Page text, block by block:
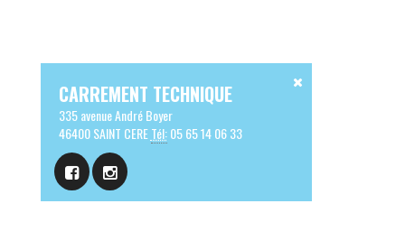
CARREMENT TECHNIQUE
335 avenue André Boyer
46400 SAINT CERETél:05 65 14 06 33